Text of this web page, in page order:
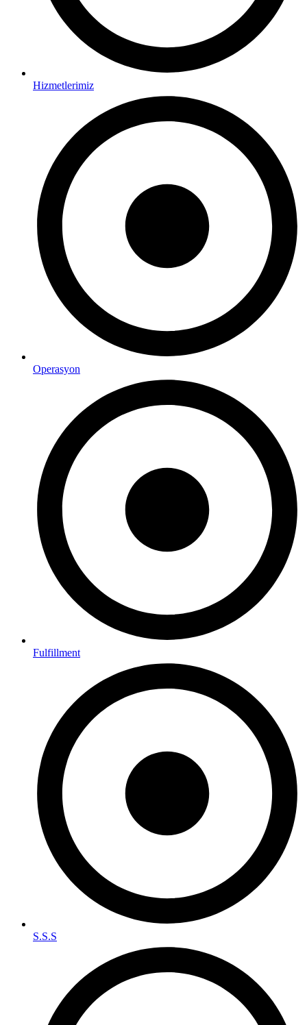
Hizmetlerimiz
Operasyon
Fulfillment
S.S.S